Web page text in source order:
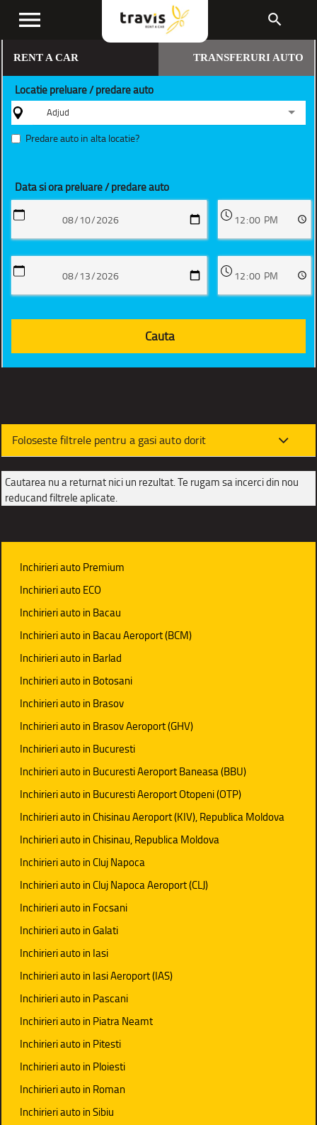
menu search
RENT A CAR TRANSFERURI AUTO
Locatie preluare / predare auto
Adjud
Predare auto in alta locatie?
Data si ora preluare / predare auto
Foloseste filtrele pentru a gasi auto dorit
Cautarea nu a returnat nici un rezultat. Te rugam sa incerci din nou
reducand filtrele aplicate.
Inchirieri auto Premium
Inchirieri auto ECO
Inchirieri auto in Bacau
Inchirieri auto in Bacau Aeroport (BCM)
Inchirieri auto in Barlad
Inchirieri auto in Botosani
Inchirieri auto in Brasov
Inchirieri auto in Brasov Aeroport (GHV)
Inchirieri auto in Bucuresti
Inchirieri auto in Bucuresti Aeroport Baneasa (BBU)
Inchirieri auto in Bucuresti Aeroport Otopeni (OTP)
Inchirieri auto in Chisinau Aeroport (KIV), Republica Moldova
Inchirieri auto in Chisinau, Republica Moldova
Inchirieri auto in Cluj Napoca
Inchirieri auto in Cluj Napoca Aeroport (CLJ)
Inchirieri auto in Focsani
Inchirieri auto in Galati
Inchirieri auto in Iasi
Inchirieri auto in Iasi Aeroport (IAS)
Inchirieri auto in Pascani
Inchirieri auto in Piatra Neamt
Inchirieri auto in Pitesti
Inchirieri auto in Ploiesti
Inchirieri auto in Roman
Inchirieri auto in Sibiu